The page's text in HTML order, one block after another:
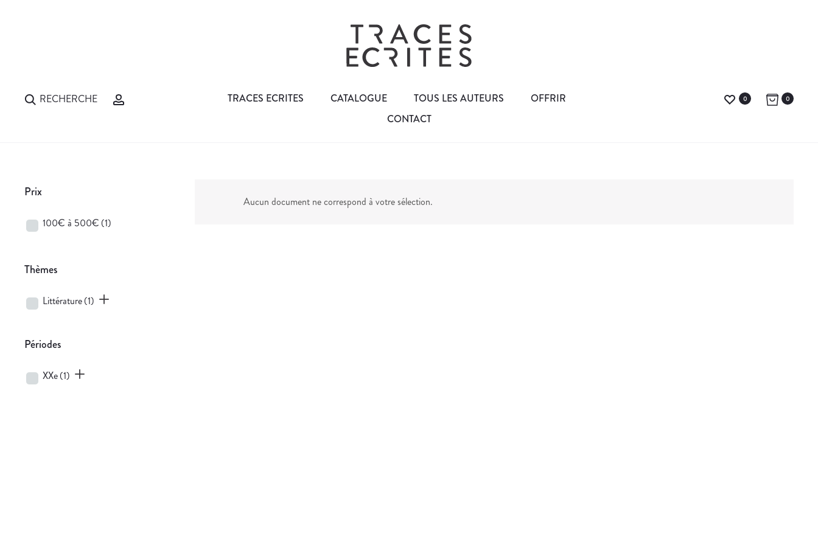
RECHERCHE TRACES ECRITES CATALOGUE TOUS LES AUTEURS
OFFRIR
CONTACT
0 0
Aucun document ne correspond à votre sélection.
Prix
100€ à 500€ (1)
Thèmes
Littérature(1)
Périodes
XXe(1)